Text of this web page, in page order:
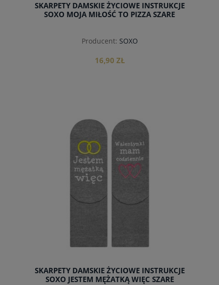
SKARPETY DAMSKIE ŻYCIOWE INSTRUKCJE
SOXO MOJA MIŁOŚĆ TO PIZZA SZARE
Producent: SOXO
16,90 ZŁ
do koszyka
SKARPETY DAMSKIE ŻYCIOWE INSTRUKCJE
SOXO JESTEM MĘŻATKĄ WIĘC SZARE